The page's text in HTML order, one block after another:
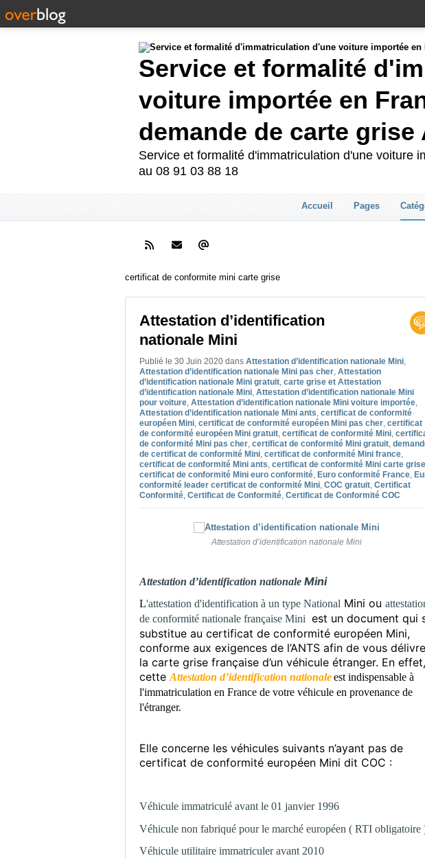
Service et formalité
voiture importée en
demande de carte grise
Service et formalité d'immatriculation d'une voiture
au 08 91 03 88 18
Accueil Pages
certificat de conformite mini carte grise
Attestation d’identification
nationale Mini
Publié le 30 Juin 2020 dans Attestation d’identification nationale Mini
Attestation d’identification nationale Mini pas cher Attestation
d’identification nationale Mini gratuit carte grise et Attestation
d’identification nationale Mini Attestation d’identification nationale Mini
pour voiture Attestation d’identification nationale Mini voiture importée
Attestation d’identification nationale Mini ants certificat de conformité
européen Mini certificat de conformité européen Mini pas cher certificat
de conformité européen Mini gratuit certificat de conformité Mini
de conformité Mini pas cher certificat de conformité Mini gratuit
de certificat de conformité Mini certificat de conformité Mini france
certificat de conformité Mini ants certificat de conformité Mini carte grise
certificat de conformité Mini euro conformité Euro conformité France
conformité leader certificat de conformité Mini COC gratuit Certificat
Conformité Certificat de Conformité Certificat de Conformité COC
Attestation d’identification nationale Mini
Attestation d’identification nationale Mini
L'attestation d'identification à un type National Mini ou
de conformité nationale française Mini est un document qui
substitue au certificat de conformité européen Mini,
conforme aux exigences de l’ANTS afin de vous
la carte grise française d’un véhicule étranger. En effet,
cetteAttestation d’identification nationaleest indispensable à
l'immatriculation en France de votre véhicule en provenance de
l'étranger.
Elle concerne les véhicules suivants n’ayant pas de
certificat de conformité européen Mini dit COC :
Véhicule immatriculé avant le 01 janvier 1996
Véhicule non fabriqué pour le marché européen ( RTI obligatoire
Véhicule utilitaire immatriculer avant 2010